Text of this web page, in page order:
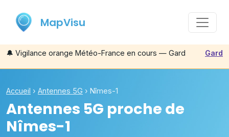
MapVisu
🔔 Vigilance orange Météo-France en cours — Gard Gard
Accueil › Antennes 5G › Nîmes-1
Antennes 5G proche de
Nîmes-1